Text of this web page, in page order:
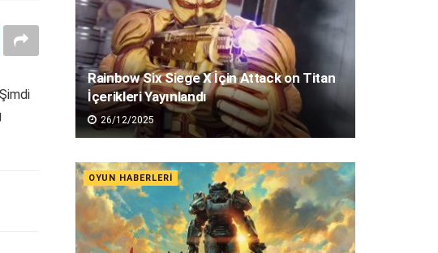
Rainbow Six Siege X İçin Attack on Titan
İçerikleri Yayınlandı
26/12/2025
OYUN HABERLERI